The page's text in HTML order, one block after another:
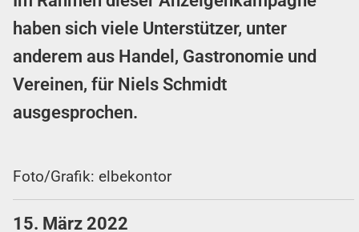
haben sich viele Unterstützer, unter
anderem aus Handel, Gastronomie und
Vereinen, für Niels Schmidt
ausgesprochen.
Foto/Grafik: elbekontor
15. März 2022